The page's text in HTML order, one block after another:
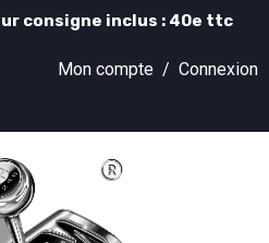
consigne inclus : 40e ttc
Mon compte / Connexion